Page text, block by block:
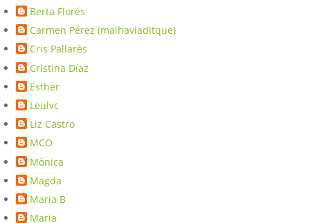
Berta Florés
Carmen Pérez (maihaviaditque)
Cris Pallarès
Cristina Díaz
Esther
Leulvc
Liz Castro
MCO
Mònica
Magda
Maria B
Maria